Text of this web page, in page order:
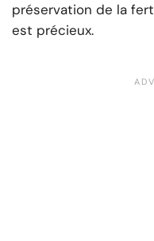
préservation de la
est précieux.